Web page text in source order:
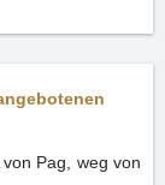
Pag, weg von